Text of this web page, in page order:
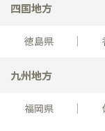
四国地方
徳島県
九州地方
福岡県